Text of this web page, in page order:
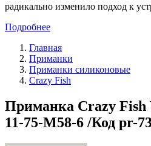
радикально изменило подход к
Подробнее
Главная
Приманки
Приманки силиконовые
Crazy Fish
Приманка Crazy
11-75-M58-6 /Код pr-